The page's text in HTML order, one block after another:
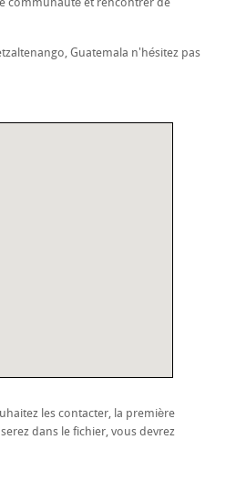
communauté et rencontrer de
Guatemala n'hésitez pas
les contacter, la première
dans le fichier, vous devrez